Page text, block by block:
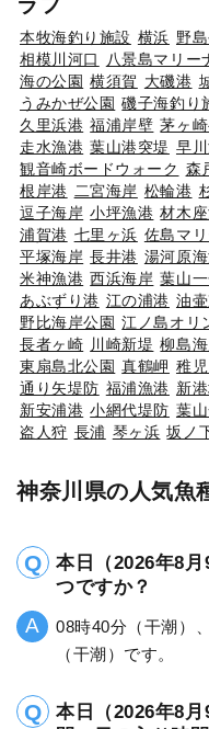
本牧海釣り施設 横浜 野
相模川河口
八景島マリー
海の公園 横須賀 大磯港
うみかぜ公園 磯子海釣り
久里浜港 福浦岸壁 茅ヶ
走水漁港 葉山港突堤 早
観音崎ボードウォーク 森
根岸港 二宮海岸 松輪港
逗子海岸 小坪漁港 材木
浦賀港 七里ヶ浜 佐島マ
平塚海岸 長井港 湯河原
米神漁港 西浜海岸 葉山
あぶずり港 江の浦港 油
野比海岸公園 江ノ島オリ
長者ヶ崎 川崎新堤 柳島
東扇島北公園 真鶴岬 稚
通り矢堤防 福浦漁港 新
新安浦港 小網代堤防 葉
盗人狩 長浦 琴ヶ浜 坂ノ
神奈川県の人気魚
本日（2026年8
つですか？
08時40分（干潮）
（干潮）です。
本日（2026年8